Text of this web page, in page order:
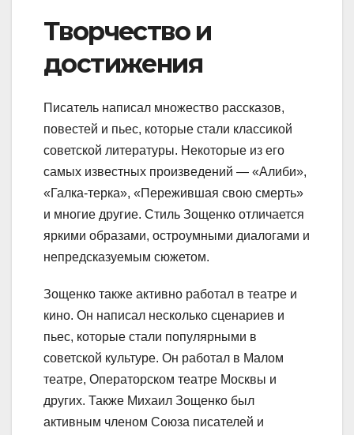
Творчество и
достижения
Писатель написал множество рассказов,
повестей и пьес, которые стали классикой
советской литературы. Некоторые из его
самых известных произведений — «Алиби»,
«Галка-терка», «Пережившая свою смерть»
и многие другие. Стиль Зощенко отличается
яркими образами, остроумными диалогами и
непредсказуемым сюжетом.
Зощенко также активно работал в театре и
кино. Он написал несколько сценариев и
пьес, которые стали популярными в
советской культуре. Он работал в Малом
театре, Операторском театре Москвы и
других. Также Михаил Зощенко был
активным членом Союза писателей и